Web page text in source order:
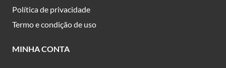
Política de privacidade
Termo e condição de uso
MINHA CONTA